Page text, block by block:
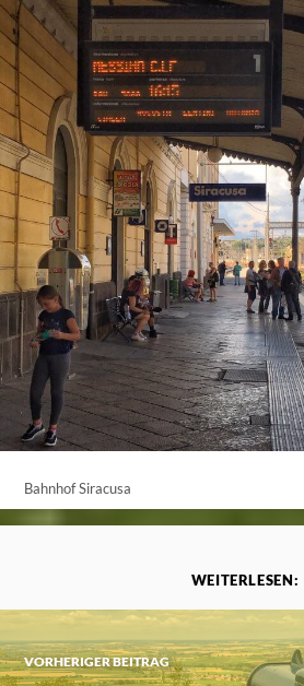
Bahnhof Siracusa
WEITERLESEN:
VORHERIGER BEITRAG